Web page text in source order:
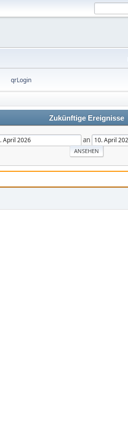
qrLogin
Zukünftige Ereignisse
an